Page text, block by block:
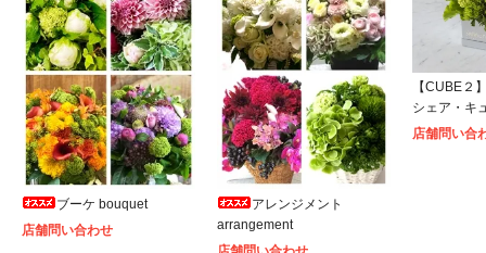
ブーケ bouquet
店舗問い合わせ
アレンジメント
arrangement
【CUBE２
シェア・キ
店舗問い合